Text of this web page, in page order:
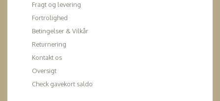
Fragt og levering
Fortrolighed
Betingelser & Vilkår
Returnering
Kontakt os
Oversigt
Check gavekort saldo